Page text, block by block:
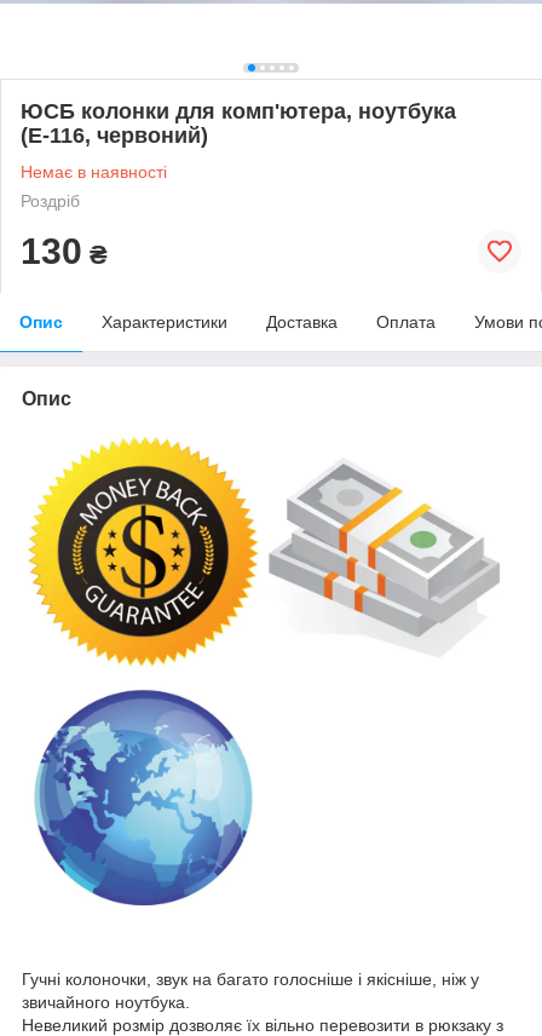
ЮСБ колонки для комп'ютера, ноутбука
(Е-116, червоний)
Немає в наявності
Роздріб
130 ₴
Опис Характеристики Доставка Оплата Умови
Опис
Гучні колоночки, звук на багато голосніше і якісніше, ніж у
звичайного ноутбука.
Невеликий розмір дозволяє їх вільно перевозити в рюкзаку з